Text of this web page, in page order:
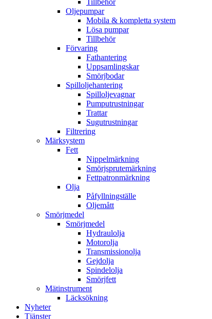
Tillbehör
Oljepumpar
Mobila & kompletta system
Lösa pumpar
Tillbehör
Förvaring
Fathantering
Uppsamlingskar
Smörjbodar
Spilloljehantering
Spilloljevagnar
Pumputrustningar
Trattar
Sugutrustningar
Filtrering
Märksystem
Fett
Nippelmärkning
Smörjsprutemärkning
Fettpatronmärkning
Olja
Påfyllningställe
Oljemått
Smörjmedel
Smörjmedel
Hydraulolja
Motorolja
Transmissionolja
Gejdolja
Spindelolja
Smörjfett
Mätinstrument
Läcksökning
Nyheter
Tjänster